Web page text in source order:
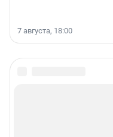
7 августа, 18:00